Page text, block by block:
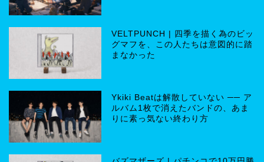
VELTPUNCH | 四季を描く為のビッ
グマフを、この人たちは意図的に踏
まなかった
Ykiki Beatは解散していない ── ア
ルバム1枚で消えたバンドの、あま
りに素っ気ない終わり方